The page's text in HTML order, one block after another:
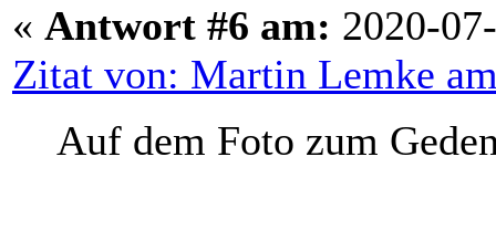
« Antwort #6 am: 2020-
Zitat von: Martin Lemke
Auf dem Foto zum